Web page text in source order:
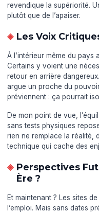
revendique la supériorité.
plutôt que de l’apaiser.
Les Voix
À l’intérieur même du pays
Certains y voient une
retour en arrière
argue un proche du
préviennent : ça pourrait
De mon point de vue,
sans tests physiques
rien ne remplace la réalité,
technique qui cache des
Perspectives
Ère ?
Et maintenant ? Les sites
l’emploi. Mais sans dates